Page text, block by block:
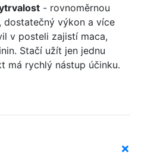
- rovnoměrnou
dostatečný výkon a více
v posteli zajistí maca,
Stačí užít jen jednu
má rychlý nástup účinku.